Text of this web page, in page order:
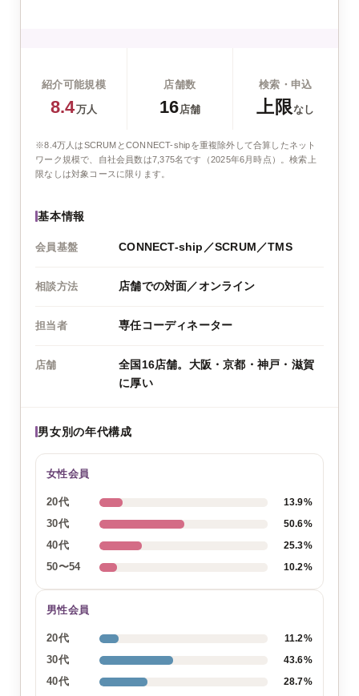
紹介可能規模
8.4万人
店舗数
16 店舗
検索・申込
上限なし
※8.4万人はSCRUMとCONNECT-shipを重複除外して合算したネット
ワーク規模で、自社会員数は7,375名です（2025年6月時点）。検索上
限なしは対象コースに限ります。
基本情報
会員基盤 CONNECT-ship／SCRUM／TMS
相談方法 店舗での対面／オンライン
担当者 専任コーディネーター
店舗
全国16店舗。大阪・京都・神戸・滋賀
に厚い
男女別の年代構成
女性会員
20代 13.9%
30代 50.6%
40代 25.3%
50〜54 10.2%
男性会員
20代 11.2%
30代 43.6%
40代 28.7%